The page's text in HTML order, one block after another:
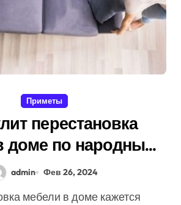
Приметы
перестановка
доме по народным
поверьям
admin Фев 26, 2024